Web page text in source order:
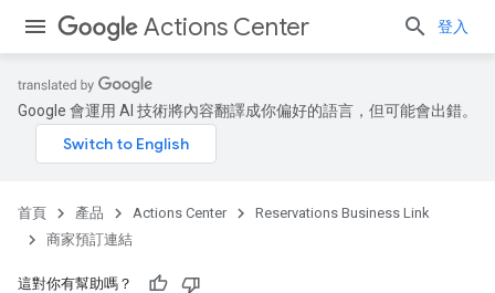
Actions Center 登入
Google 會運用 AI 技術將內容翻譯成你偏好的語言，但可能會出錯。
首頁 產品 Actions Center
Reservations Business Link
商家預訂連結
這對你有幫助嗎？